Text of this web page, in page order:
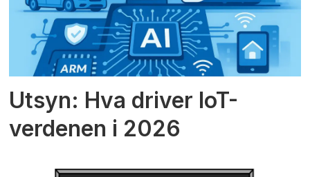
Utsyn: Hva driver IoT-
verdenen i 2026